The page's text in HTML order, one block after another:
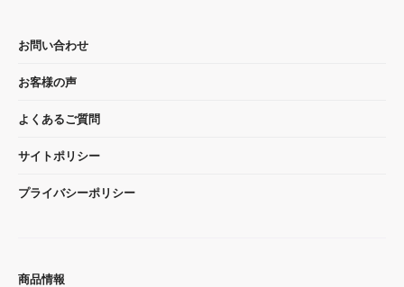
お問い合わせ
お客様の声
よくあるご質問
サイトポリシー
プライバシーポリシー
商品情報